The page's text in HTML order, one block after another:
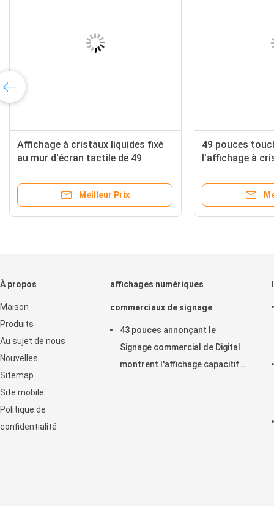
Affichage à cristaux liquides fixé
au mur d'écran tactile de 49
de kiosque de Signage de Digital
Meilleur Prix
49 pouces
l'affichage à
de Signage de
À propos
Maison
Produits
Au sujet de nous
Nouvelles
Sitemap
Site mobile
Politique de
confidentialité
affichages numériques
commerciaux de signage
43 pouces annonçant le
Signage commercial de Digital
montrent l'affichage capacitif